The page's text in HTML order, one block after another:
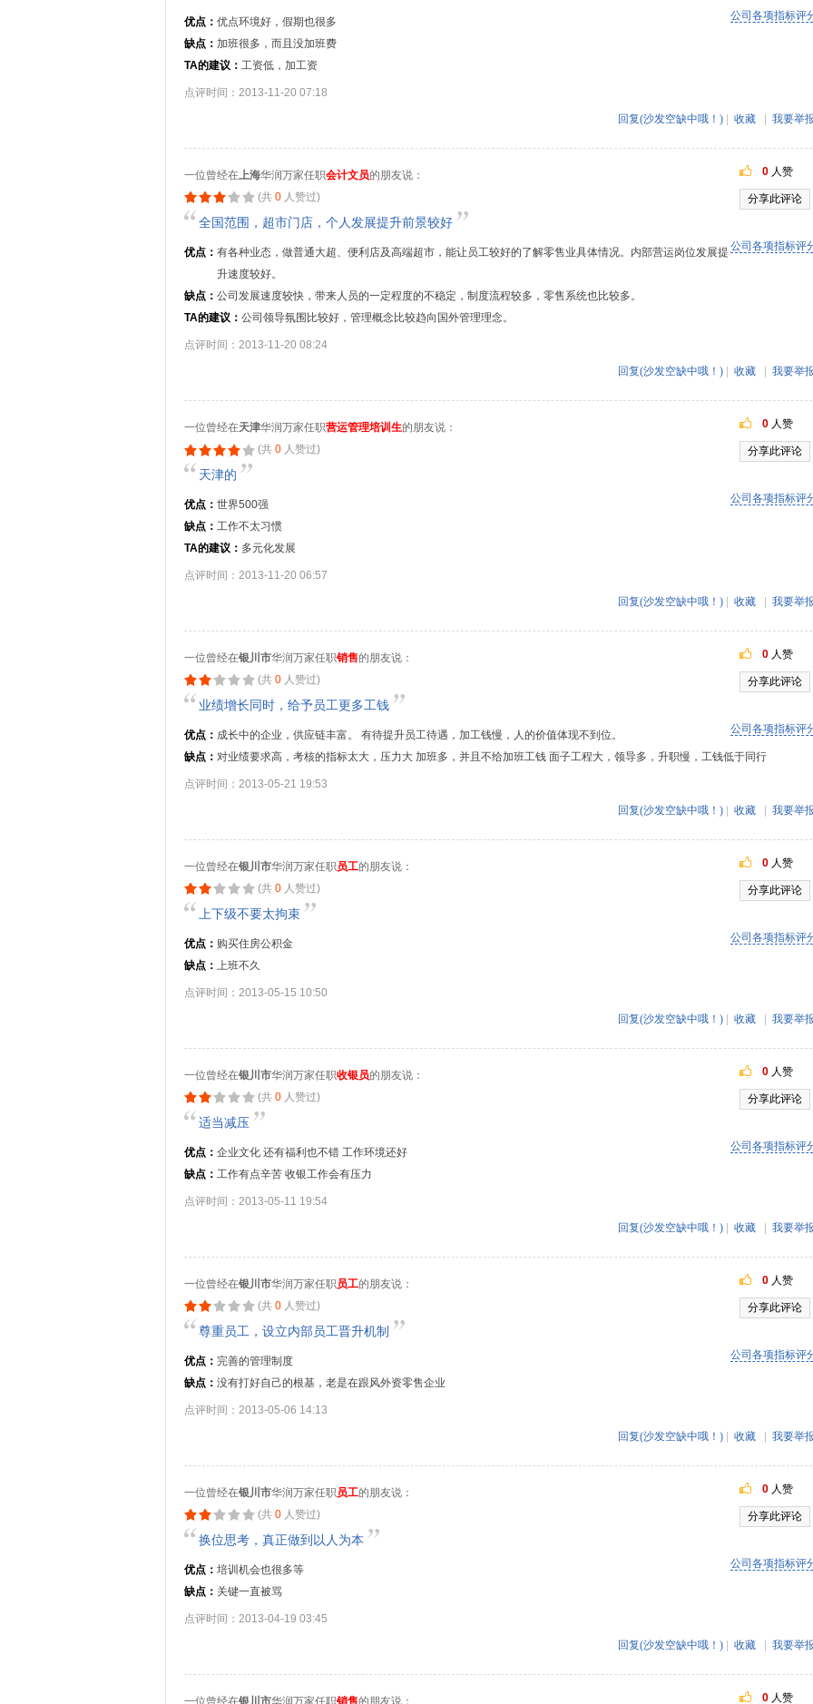
公司各项指标评
优点： 优点环境好，假期也很多
缺点： 加班很多，而且没加班费
TA的建议： 工资低，加工资
点评时间：2013-11-20 07:18
回复(沙发空缺中哦！) 收藏 我要举
一位曾经在上海华润万家任职会计文员的朋友说：
(共 0 人赞过)
全国范围，超市门店，个人发展提升前景较好
0 人赞
分享此评论
公司各项指标评
优点： 有各种业态，做普通大超、便利店及高端超市，能让员工较好的了解零售业具体情况。内部营运岗位发展提
升速度较好。
缺点： 公司发展速度较快，带来人员的一定程度的不稳定，制度流程较多，零售系统也比较多。
TA的建议： 公司领导氛围比较好，管理概念比较趋向国外管理理念。
点评时间：2013-11-20 08:24
回复(沙发空缺中哦！) 收藏 我要举
一位曾经在天津华润万家任职营运管理培训生的朋友说：
(共 0 人赞过)
天津的
0 人赞
分享此评论
公司各项指标评
优点： 世界500强
缺点： 工作不太习惯
TA的建议： 多元化发展
点评时间：2013-11-20 06:57
回复(沙发空缺中哦！) 收藏 我要举
一位曾经在银川市华润万家任职销售的朋友说：
(共 0 人赞过)
业绩增长同时，给予员工更多工钱
0 人赞
分享此评论
公司各项指标评
优点： 成长中的企业，供应链丰富。 有待提升员工待遇，加工钱慢，人的价值体现不到位。
缺点： 对业绩要求高，考核的指标太大，压力大 加班多，并且不给加班工钱 面子工程大，领导多，升职慢，工钱低于同行
点评时间：2013-05-21 19:53
回复(沙发空缺中哦！) 收藏 我要举
一位曾经在银川市华润万家任职员工的朋友说：
(共 0 人赞过)
上下级不要太拘束
0 人赞
分享此评论
公司各项指标评
优点： 购买住房公积金
缺点： 上班不久
点评时间：2013-05-15 10:50
回复(沙发空缺中哦！) 收藏 我要举
一位曾经在银川市华润万家任职收银员的朋友说：
(共 0 人赞过)
适当减压
0 人赞
分享此评论
公司各项指标评
优点： 企业文化 还有福利也不错 工作环境还好
缺点： 工作有点辛苦 收银工作会有压力
点评时间：2013-05-11 19:54
回复(沙发空缺中哦！) 收藏 我要举
一位曾经在银川市华润万家任职员工的朋友说：
(共 0 人赞过)
尊重员工，设立内部员工晋升机制
0 人赞
分享此评论
公司各项指标评
优点： 完善的管理制度
缺点： 没有打好自己的根基，老是在跟风外资零售企业
点评时间：2013-05-06 14:13
回复(沙发空缺中哦！) 收藏 我要举
一位曾经在银川市华润万家任职员工的朋友说：
(共 0 人赞过)
换位思考，真正做到以人为本
0 人赞
分享此评论
公司各项指标评
优点： 培训机会也很多等
缺点： 关键一直被骂
点评时间：2013-04-19 03:45
回复(沙发空缺中哦！) 收藏 我要举
一位曾经在银川市华润万家任职销售的朋友说： 0 人赞